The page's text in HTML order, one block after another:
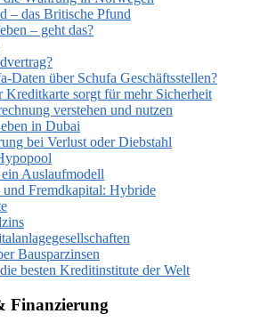
– das Britische Pfund
– geht das?
Daten über Schufa Geschäftsstellen?
sorgt für mehr Sicherheit
verstehen und nutzen
in Dubai
bei Verlust oder Diebstahl
Auslaufmodell
Fremdkapital: Hybride
Bausparzinsen
besten Kreditinstitute der Welt
Finanzierung